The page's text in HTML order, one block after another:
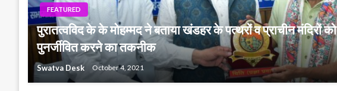
FEATURED
पुरातत्वविद के के मोहम्मद ने बताया खंडहर के पत्थरों व प्राचीन मंदिरों को
पुनर्जीवित करने का तकनीक
Swatva Desk October 4, 2021